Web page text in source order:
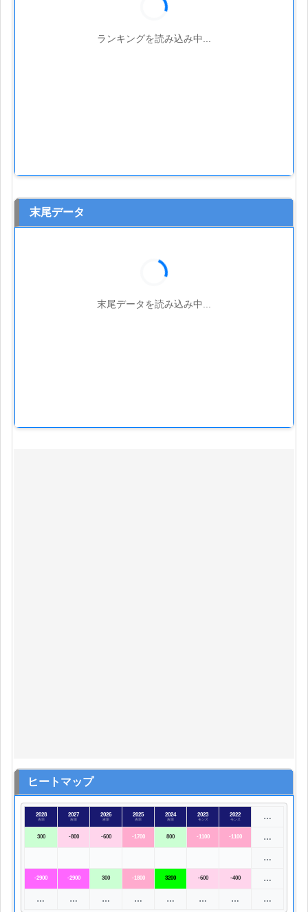
ランキングを読み込み中...
末尾データ
末尾データを読み込み中...
ヒートマップ
2028
吉宗
2027
吉宗
2026
吉宗
2025
吉宗
2024
吉宗
2023
モンス
2022
モンス …
300 -800 -600 -1700 800 -1100 -1100 …
…
-2900 -2900 300 -1800 3200 -600 -400 …
… … … … … … … …